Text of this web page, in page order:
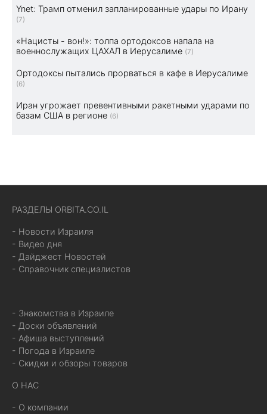
Ynet: Трамп отменил запланированные удары по Ирану
(7)
«Нацисты - вон!»: толпа ортодоксов напала на
военнослужащих ЦАХАЛ в Иерусалиме (7)
Ортодоксы пытались прорваться в кафе в Иерусалиме
(6)
Иран угрожает превентивными ракетными ударами по
базам США в регионе (6)
РАЗДЕЛЫ ORBITA.CO.IL
- Новости Израиля
- Видео дня
- Дайджест Новостей
- Справочник специалистов
- Знакомства в Израиле
- Доски объявлений
- Афиша выступлений
- Погода в Израиле
- Скидки и обзоры товаров
О НАС
- О компании